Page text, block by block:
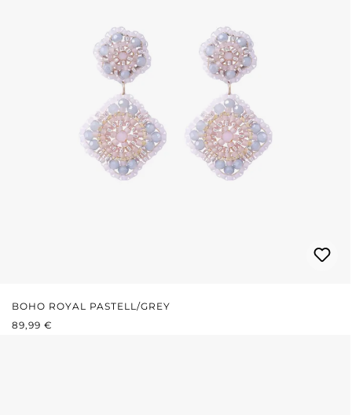
BOHO ROYAL PASTELL/GREY
REGULÄRER PREIS:
89,99 €